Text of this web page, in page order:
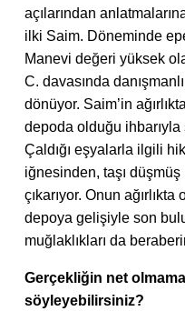
açılarından
ilki Saim. Döneminde
Manevi değeri yüksek
C. davasında
dönüyor. Saim’in
depoda olduğu
Çaldığı eşyalarla ilgili
iğnesinden, taşı
çıkarıyor. Onun
depoya gelişiyle son
muğlaklıkları da
Gerçekliğin net
söyleyebilirsiniz?